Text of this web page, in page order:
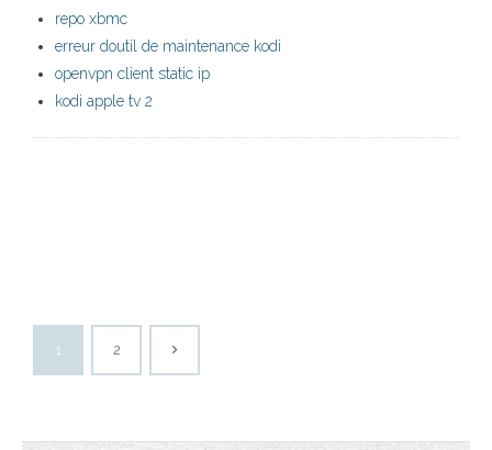
repo xbmc
erreur doutil de maintenance kodi
openvpn client static ip
kodi apple tv 2
1 2